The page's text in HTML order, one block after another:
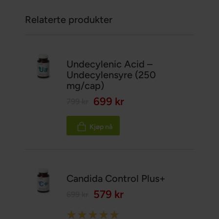
Relaterte produkter
Undecylenic Acid –
Undecylensyre (250
mg/cap)
699 kr
Kjøp nå
Candida Control Plus+
579 kr
Rating: